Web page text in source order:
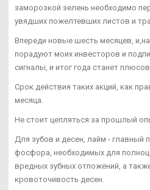
заморозкой зелень необходимо
увядших пожелтевших листов и
Впереди новые шесть месяцев,
порадуют моих инвесторов и
сигналы, и итог года станет
Срок действия таких акций, как
месяца.
Не стоит цепляться за прошлый
Для зубов и десен, лайм - главный
фосфора, необходимых для
вредных зубных отложений, а
кровоточивость десен.